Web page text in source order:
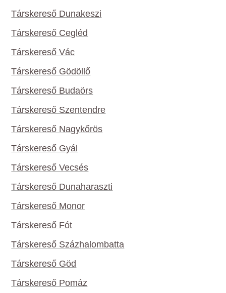
Társkereső Dunakeszi
Társkereső Cegléd
Társkereső Vác
Társkereső Gödöllő
Társkereső Budaörs
Társkereső Szentendre
Társkereső Nagykőrös
Társkereső Gyál
Társkereső Vecsés
Társkereső Dunaharaszti
Társkereső Monor
Társkereső Fót
Társkereső Százhalombatta
Társkereső Göd
Társkereső Pomáz